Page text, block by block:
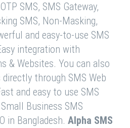
SMS, SMS Gateway,
SMS, Non-Masking,
and easy-to-use SMS
integration with
& Websites. You can also
directly through SMS Web
and easy to use SMS
Business SMS
in Bangladesh. Alpha SMS